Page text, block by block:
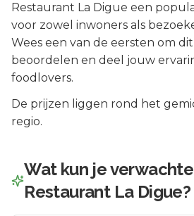
Restaurant La Digue een
voor zowel inwoners als
Wees een van de eersten om
beoordelen en deel jouw
foodlovers.
De prijzen liggen rond het
regio.
Wat kun je
Restaurant La Digue?